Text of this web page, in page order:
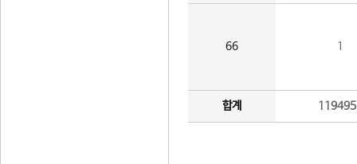
66 1
합계